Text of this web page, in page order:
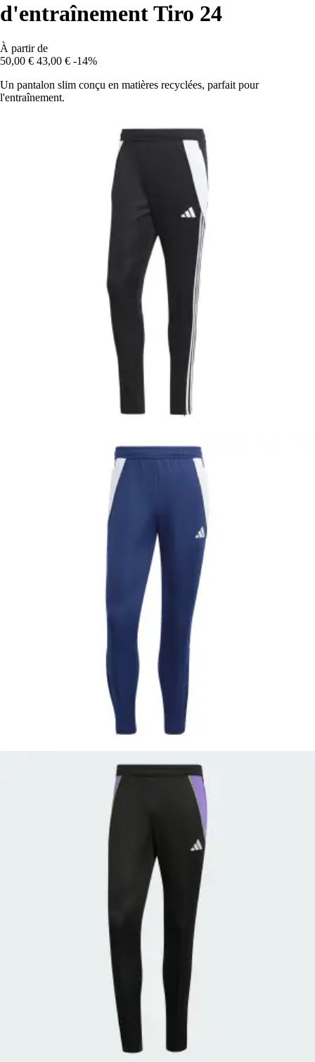
d'entraînement Tiro 24
À partir de
50,00 € 43,00 € -14%
Un pantalon slim conçu en matières recyclées, parfait pour
l'entraînement.